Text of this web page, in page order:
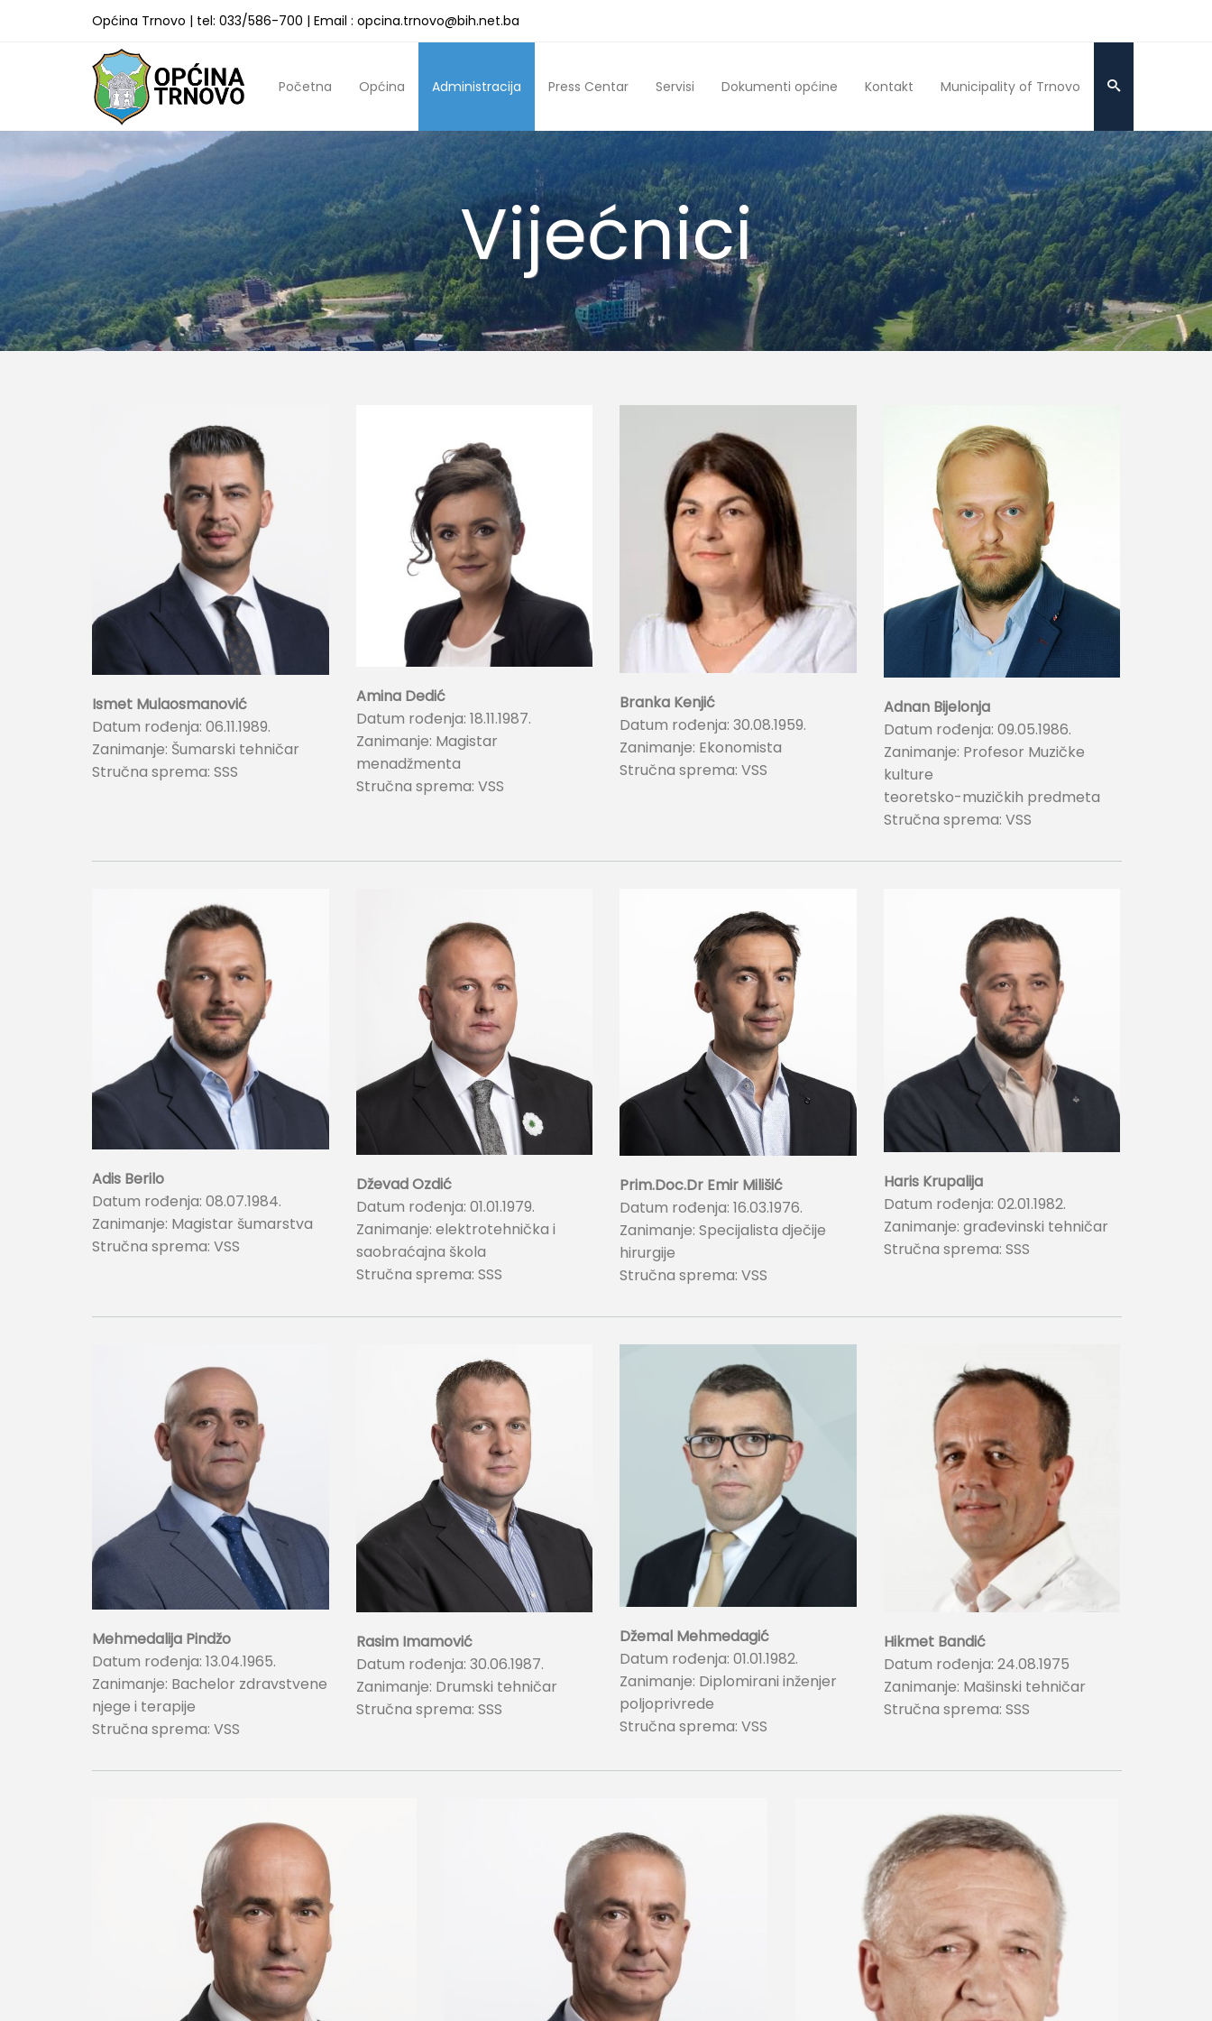
Općina Trnovo | tel: 033/586-700 | Email : opcina.trnovo@bih.net.ba
Početna Općina Administracija Press Centar Servisi Dokumenti općine Kontakt Municipality of Trnovo
Vijećnici
Ismet Mulaosmanović
Datum rođenja: 06.11.1989.
Zanimanje: Šumarski tehničar
Stručna sprema: SSS
Amina Dedić
Datum rođenja: 18.11.1987.
Zanimanje: Magistar
menadžmenta
Stručna sprema: VSS
Branka Kenjić
Datum rođenja: 30.08.1959.
Zanimanje: Ekonomista
Stručna sprema: VSS
Adnan Bijelonja
Datum rođenja: 09.05.1986.
Zanimanje: Profesor Muzičke
kulture
teoretsko-muzičkih predmeta
Stručna sprema: VSS
Adis Berilo
Datum rođenja: 08.07.1984.
Zanimanje: Magistar šumarstva
Stručna sprema: VSS
Dževad Ozdić
Datum rođenja: 01.01.1979.
Zanimanje: elektrotehnička i
saobraćajna škola
Stručna sprema: SSS
Prim.Doc.Dr Emir Milišić
Datum rođenja: 16.03.1976.
Zanimanje: Specijalista dječije
hirurgije
Stručna sprema: VSS
Haris Krupalija
Datum rođenja: 02.01.1982.
Zanimanje: građevinski tehničar
Stručna sprema: SSS
Mehmedalija Pindžo
Datum rođenja: 13.04.1965.
Zanimanje: Bachelor zdravstvene
njege i terapije
Stručna sprema: VSS
Rasim Imamović
Datum rođenja: 30.06.1987.
Zanimanje: Drumski tehničar
Stručna sprema: SSS
Džemal Mehmedagić
Datum rođenja: 01.01.1982.
Zanimanje: Diplomirani inženjer
poljoprivrede
Stručna sprema: VSS
Hikmet Bandić
Datum rođenja: 24.08.1975
Zanimanje: Mašinski tehničar
Stručna sprema: SSS